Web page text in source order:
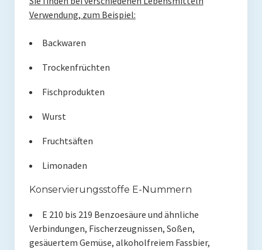
Verwendung, zum Beispiel:
Backwaren
Trockenfrüchten
Fischprodukten
Wurst
Fruchtsäften
Limonaden
Konservierungsstoffe E-Nummern
E 210 bis 219 Benzoesäure und ähnliche
Verbindungen, Fischerzeugnissen, Soßen,
gesäuertem Gemüse, alkoholfreiem Fassbier,